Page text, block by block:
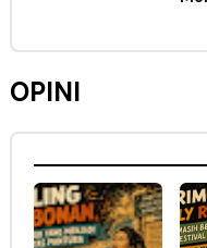
OPINI